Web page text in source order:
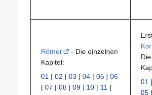
Römer
- Die einzelnen
Kapitel:
01 | 02 | 03 | 04 | 05 | 06
| 07 | 08 | 09 | 10 | 11 |
01
05